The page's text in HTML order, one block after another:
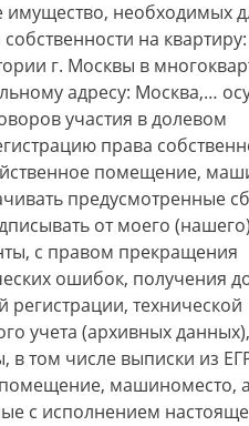
необходимых
на
г. Москвы в
адресу: Москва,…
участия в долевом
права
помещение,
предусмотренные
от моего
с правом прекращения
ошибок, получения
регистрации, технической
учета (архивных
в том числе выписки из
машиноместо,
с исполнением